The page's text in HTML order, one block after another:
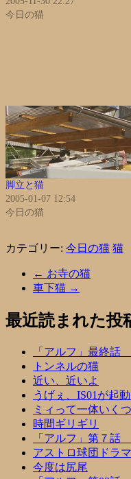
今日の猫
脚立と猫
2005-01-07 12:54
今日の猫
カテゴリー: 今日の猫 猫
← お寺の猫
車下猫 →
最近読まれた投
「アルフ」最終話
トンネルの猫
近い、近いよ
うげぇ、IS01が起
ミィって一体いく
時間ギリギリ
「アルフ」第７
アストロ球団ドラ
今度は尻尾